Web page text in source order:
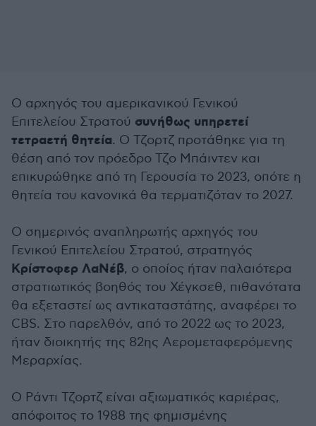
Ο αρχηγός του αμερικανικού Γενικού
Επιτελείου Στρατού συνήθως υπηρετεί
τετραετή θητεία. Ο Τζορτζ προτάθηκε για τη
θέση από τον πρόεδρο Τζο Μπάιντεν και
επικυρώθηκε από τη Γερουσία το 2023, οπότε η
θητεία του κανονικά θα τερματιζόταν το 2027.
Ο σημερινός αναπληρωτής αρχηγός του
Γενικού Επιτελείου Στρατού, στρατηγός
Κρίστοφερ ΛαΝέβ, ο οποίος ήταν παλαιότερα
στρατιωτικός βοηθός του Χέγκσεθ, πιθανότατα
θα εξεταστεί ως αντικαταστάτης, αναφέρει το
CBS. Στο παρελθόν, από το 2022 ως το 2023,
ήταν διοικητής της 82ης Αερομεταφερόμενης
Μεραρχίας.
Ο Ράντι Τζορτζ είναι αξιωματικός καριέρας,
απόφοιτος το 1988 της φημισμένης